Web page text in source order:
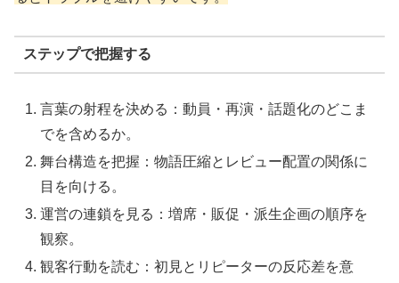
ステップで把握する
言葉の射程を決める：動員・再演・話題化のどこま
でを含めるか。
舞台構造を把握：物語圧縮とレビュー配置の関係に
目を向ける。
運営の連鎖を見る：増席・販促・派生企画の順序を
観察。
観客行動を読む：初見とリピーターの反応差を意